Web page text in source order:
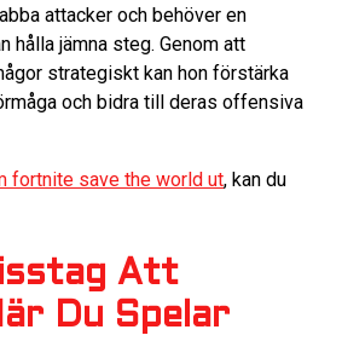
attacker och behöver en
hålla jämna steg. Genom att
strategiskt kan hon förstärka
och bidra till deras offensiva
fortnite save the world ut, kan du
Att
Du Spelar